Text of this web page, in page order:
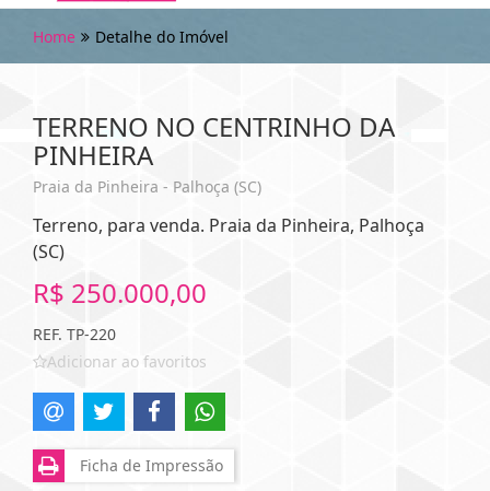
Home Detalhe do Imóvel
TERRENO NO CENTRINHO DA
PINHEIRA
Praia da Pinheira - Palhoça (SC)
Terreno, para venda. Praia da Pinheira, Palhoça
(SC)
R$ 250.000,00
REF. TP-220
Adicionar ao favoritos
Ficha de Impressão